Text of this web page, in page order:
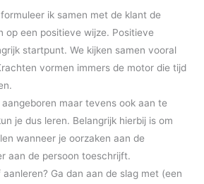
ik samen met de klant de
op een positieve wijze. Positieve
startpunt. We kijken samen vooral
vormen immers de motor die tijd
maar tevens ook aan te
je dus leren. Belangrijk hierbij is om
wanneer je oorzaken aan de
aan de persoon toeschrijft.
Ga dan aan de slag met (een